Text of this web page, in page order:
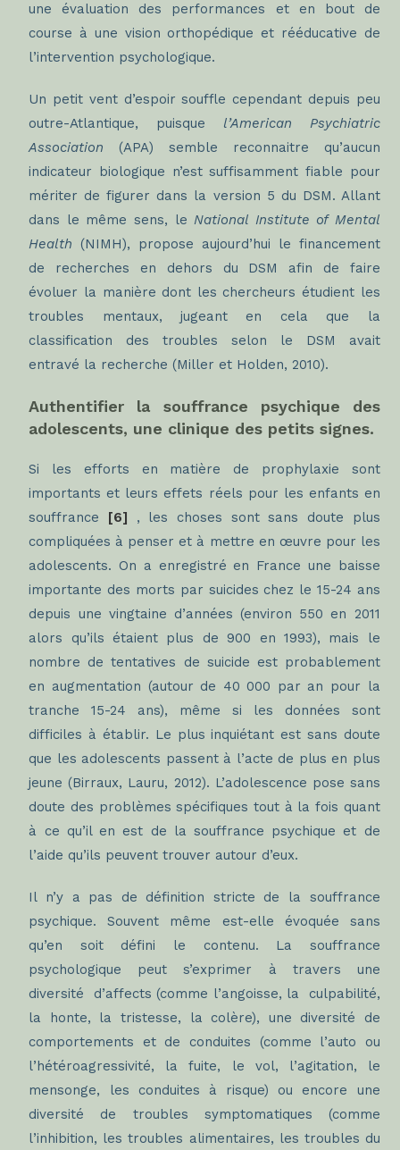
une évaluation des performances et en bout de
course à une vision orthopédique et rééducative de
l’intervention psychologique.
Un petit vent d’espoir souffle cependant depuis peu
outre-Atlantique, puisque l’American Psychiatric
Association (APA) semble reconnaitre qu’aucun
indicateur biologique n’est suffisamment fiable pour
mériter de figurer dans la version 5 du DSM. Allant
dans le même sens, leNational Institute of Mental
Health (NIMH), propose aujourd’hui le financement
de recherches en dehors du DSM afin de faire
évoluer la manière dont les chercheurs étudient les
troubles mentaux, jugeant en cela que la
classification des troubles selon le DSM avait
entravé la recherche (Miller et Holden, 2010).
Authentifier la souffrance psychique des
adolescents, une clinique des petits signes.
Si les efforts en matière de prophylaxie sont
importants et leurs effets réels pour les enfants en
souffrance [6] , les choses sont sans doute plus
compliquées à penser et à mettre en œuvre pour les
adolescents. On a enregistré en France une baisse
importante des morts par suicides chez le 15-24 ans
depuis une vingtaine d’années (environ 550 en 2011
alors qu’ils étaient plus de 900 en 1993), mais le
nombre de tentatives de suicide est probablement
en augmentation (autour de 40 000 par an pour la
tranche 15-24 ans), même si les données sont
difficiles à établir. Le plus inquiétant est sans doute
que les adolescents passent à l’acte de plus en plus
jeune (Birraux, Lauru, 2012). L’adolescence pose sans
doute des problèmes spécifiques tout à la fois quant
à ce qu’il en est de la souffrance psychique et de
l’aide qu’ils peuvent trouver autour d’eux.
Il n’y a pas de définition stricte de la souffrance
psychique. Souvent même est-elle évoquée sans
qu’en soit défini le contenu. La souffrance
psychologique peut s’exprimer à travers une
diversité d’affects (comme l’angoisse, la culpabilité,
la honte, la tristesse, la colère), une diversité de
comportements et de conduites (comme l’auto ou
l’hétéroagressivité, la fuite, le vol, l’agitation, le
mensonge, les conduites à risque) ou encore une
diversité de troubles symptomatiques (comme
l’inhibition, les troubles alimentaires, les troubles du